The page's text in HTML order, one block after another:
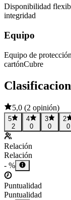
Disponibilidad
integridad
Equipo
Equipo de protección
cartónCubre
5,0 (2 opinión)
5
2
4
0
3
0
2
0
Relación
Relación
- %
Puntualidad
Puntualidad